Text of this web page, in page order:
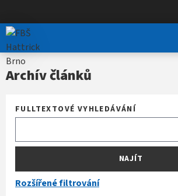
FBŠ Hattrick Brno
Archív článků
FULLTEXTOVÉ VYHLEDÁVÁNÍ
NAJÍT
Rozšířené filtrování